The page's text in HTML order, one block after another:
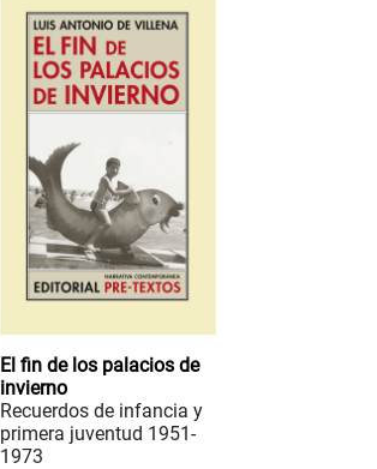
El fin de los palacios de
invierno
Recuerdos de infancia y
primera juventud 1951-
1973